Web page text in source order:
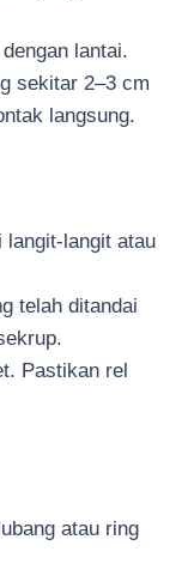
lantai.
sekitar 2–3 cm
langsung.
langit-langit atau
telah ditandai
Pastikan rel
atau ring